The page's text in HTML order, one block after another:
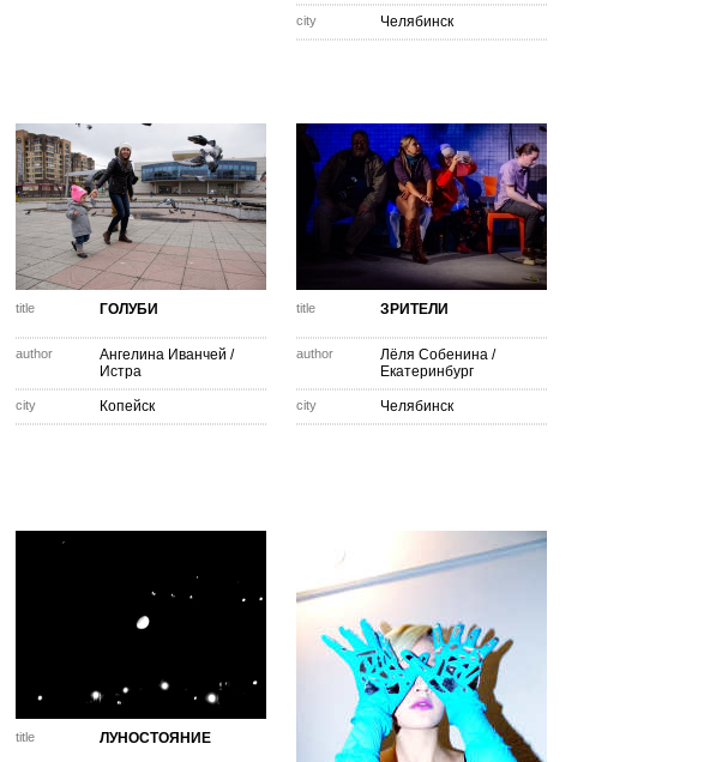
city Челябинск
title ГОЛУБИ
author Ангелина Иванчей /
Истра
city Копейск
title ЗРИТЕЛИ
author Лёля Собенина /
Екатеринбург
city Челябинск
title ЛУНОСТОЯНИЕ